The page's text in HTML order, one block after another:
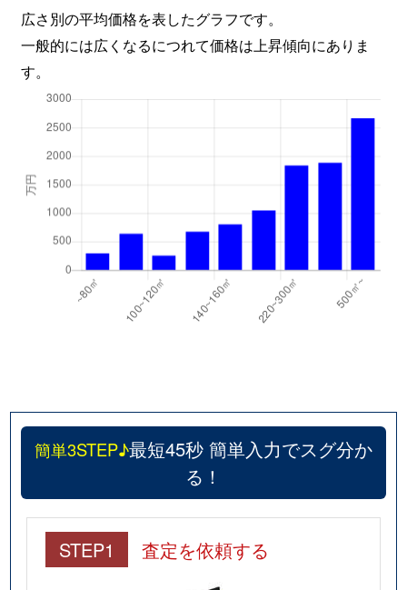
広さ別の平均価格を表したグラフです。
一般的には広くなるにつれて価格は上昇傾向にありま
す。
簡単3STEP♪最短45秒 簡単入力でスグ分か
る！
STEP1 査定を依頼する